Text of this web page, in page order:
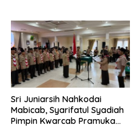
Sri Juniarsih Nahkodai
Mabicab, Syarifatul Syadiah
Pimpin Kwarcab Pramuka